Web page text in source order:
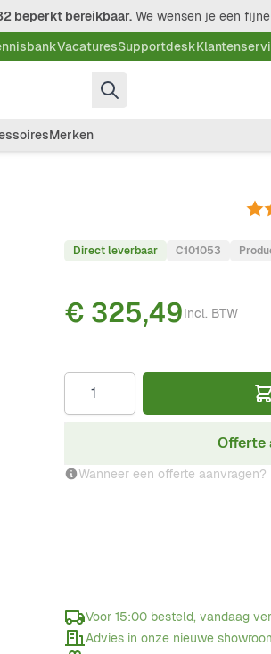
beperkt bereikbaar. We wensen je een
VacaturesSupportdesk
Merken
Direct leverbaar C101053
Incl. BTW
€ 325,49
Offerte
Wanneer een offerte aanvragen?
Voor 15:00 besteld, vandaag
Advies in onze nieuwe